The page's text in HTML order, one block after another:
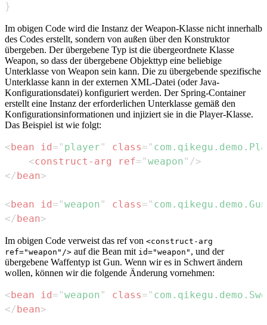
}
Im obigen Code wird die Instanz der Weapon-Klasse nicht innerhalb
des Codes erstellt, sondern von außen über den Konstruktor
übergeben. Der übergebene Typ ist die übergeordnete Klasse
Weapon, so dass der übergebene Objekttyp eine beliebige
Unterklasse von Weapon sein kann. Die zu übergebende spezifische
Unterklasse kann in der externen XML-Datei (oder Java-
Konfigurationsdatei) konfiguriert werden. Der Spring-Container
erstellt eine Instanz der erforderlichen Unterklasse gemäß den
Konfigurationsinformationen und injiziert sie in die Player-Klasse.
Das Beispiel ist wie folgt:
<bean id= " player " class= "
<construct-arg ref= "weapon " />
</bean>
<bean id= "weapon " class= " com.qikegu.demo.Gun
</bean>
Im obigen Code verweist das ref von <construct-arg
ref="weapon"/> auf die Bean mit id="weapon" , und der
übergebene Waffentyp ist Gun. Wenn wir es in Schwert ändern
wollen, können wir die folgende Änderung vornehmen:
<bean id= "weapon " class= "
</bean>